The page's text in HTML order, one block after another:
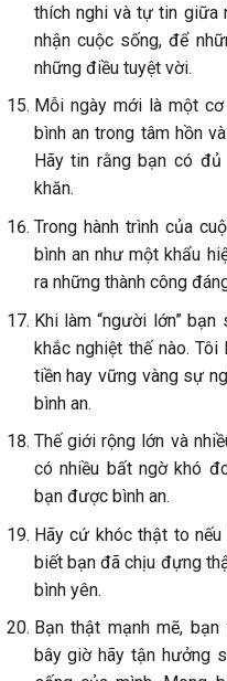
thích nghi và tự tin giữa
nhận cuộc sống, để
những điều tuyệt vời.
Mỗi ngày mới là một
bình an trong tâm hồn
Hãy tin rằng bạn có
khăn.
Trong hành trình của
bình an như một khẩu
ra những thành công
Khi làm “người lớn”
khắc nghiệt thế nào.
tiền hay vững vàng sự
bình an.
Thế giới rộng lớn và
có nhiều bất ngờ khó
bạn được bình an.
Hãy cứ khóc thật to
biết bạn đã chịu đựng
bình yên.
Bạn thật mạnh mẽ,
bây giờ hãy tận hưởng